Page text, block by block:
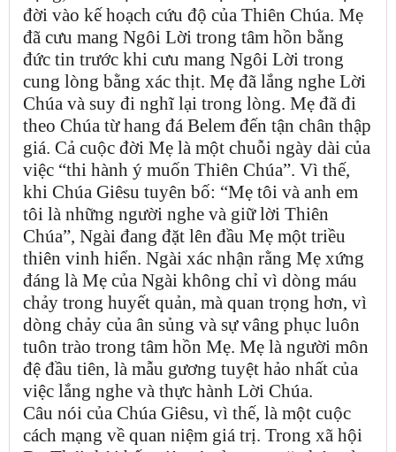
đời vào kế hoạch cứu độ của Thiên Chúa. Mẹ
đã cưu mang Ngôi Lời trong tâm hồn bằng
đức tin trước khi cưu mang Ngôi Lời trong
cung lòng bằng xác thịt. Mẹ đã lắng nghe Lời
Chúa và suy đi nghĩ lại trong lòng. Mẹ đã đi
theo Chúa từ hang đá Belem đến tận chân thập
giá. Cả cuộc đời Mẹ là một chuỗi ngày dài của
việc “thi hành ý muốn Thiên Chúa”. Vì thế,
khi Chúa Giêsu tuyên bố: “Mẹ tôi và anh em
tôi là những người nghe và giữ lời Thiên
Chúa”, Ngài đang đặt lên đầu Mẹ một triều
thiên vinh hiển. Ngài xác nhận rằng Mẹ xứng
đáng là Mẹ của Ngài không chỉ vì dòng máu
chảy trong huyết quản, mà quan trọng hơn, vì
dòng chảy của ân sủng và sự vâng phục luôn
tuôn trào trong tâm hồn Mẹ. Mẹ là người môn
đệ đầu tiên, là mẫu gương tuyệt hảo nhất của
việc lắng nghe và thực hành Lời Chúa.
Câu nói của Chúa Giêsu, vì thế, là một cuộc
cách mạng về quan niệm giá trị. Trong xã hội